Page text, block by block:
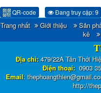
QR-code Đang truy cập: 9
Trang nhất Giới thiệu Sản
kê
CÔNG TY TNHH
Địa chỉ:479/22A Tân Thới
Điện thoại: 0903
Email:
http://